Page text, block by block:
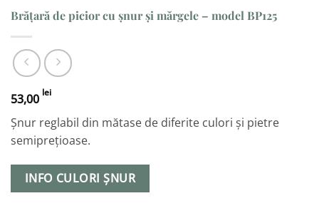
Brățară de picior cu șnur și mărgele – model BP125
53,00 lei
Șnur reglabil din mătase de diferite culori și pietre
semiprețioase.
INFO CULORI ȘNUR